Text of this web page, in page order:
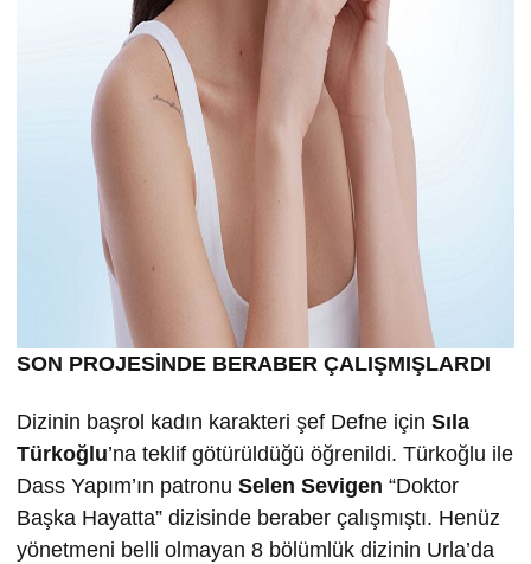
SON PROJESİNDE BERABER ÇALIŞMIŞLARDI
Dizinin başrol kadın karakteri şef Defne için Sıla
Türkoğlu’na teklif götürüldüğü öğrenildi. Türkoğlu ile
Dass Yapım’ın patronu Selen Sevigen “Doktor
Başka Hayatta” dizisinde beraber çalışmıştı. Henüz
yönetmeni belli olmayan 8 bölümlük dizinin Urla’da